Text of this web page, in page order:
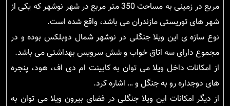
مربع در زمینی به مساحت 350 متر مربع در شهر نوشهر که یکی از
شهر های توریستی مازندران می باشد، واقع شده است.
نوع سازه ی این ویلا جنگلی در نوشهر شمال دوبلکس بوده و در
مجموع دارای سه اتاق خواب و شش سرویس بهداشتی می باشد.
از امکانات داخل ویلا می توان به کابینت ام دی اف، هود، پنجره
های دوجداره رو به جنگل و … اشاره کرد.
از دیگر امکانات این ویلا جنگلی در فضای بیرون ویلا می توان به